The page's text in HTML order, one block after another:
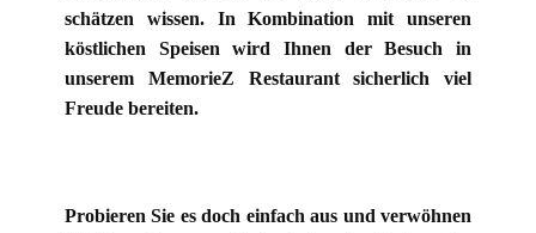
schätzen wissen. In Kombination mit unseren
köstlichen Speisen wird Ihnen der Besuch in
unserem MemorieZ Restaurant sicherlich viel
Freude bereiten.
Probieren Sie es doch einfach aus und verwöhnen